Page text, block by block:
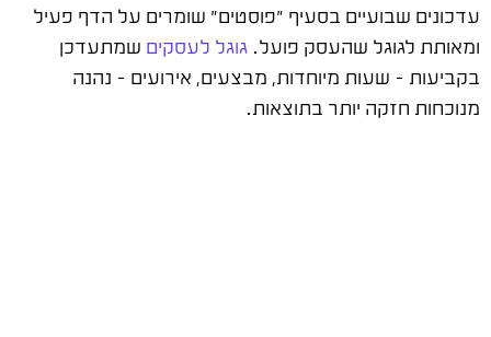
עדכונים שבועיים בסעיף "פוסטים" שומרים על הדף פעיל
ומאותת לגוגל שהעסק פועל. גוגל לעסקים שמתעדכן
בקביעות – שעות מיוחדות, מבצעים, אירועים – נהנה
מנוכחות חזקה יותר בתוצאות.